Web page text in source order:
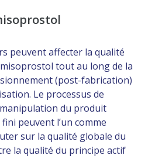
peuvent affecter la qualité
tout au long de la
(post-fabrication)
Le processus de
du produit
peuvent l’un comme
sur la qualité globale du
la qualité du principe actif